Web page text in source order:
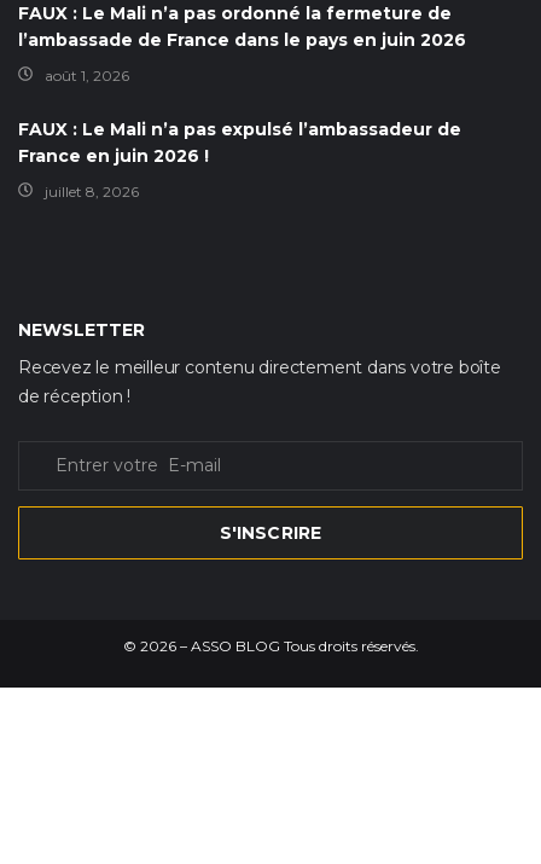
FAUX : Le Mali n’a pas ordonné la fermeture de
l’ambassade de France dans le pays en juin 2026
août 1, 2026
FAUX : Le Mali n’a pas expulsé l’ambassadeur de
France en juin 2026 !
juillet 8, 2026
NEWSLETTER
Recevez le meilleur contenu directement dans votre boîte
de réception !
S'INSCRIRE
© 2026– ASSO BLOG Tous droits réservés.